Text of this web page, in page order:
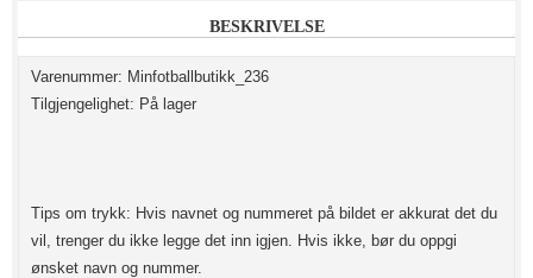
BESKRIVELSE
Varenummer: Minfotballbutikk_236
Tilgjengelighet: På lager
Tips om trykk: Hvis navnet og nummeret på bildet er akkurat det du
vil, trenger du ikke legge det inn igjen. Hvis ikke, bør du oppgi
ønsket navn og nummer.